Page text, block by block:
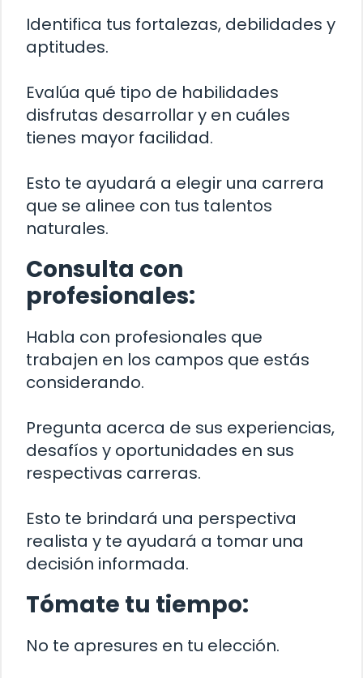
Identifica tus fortalezas, debilidades y
aptitudes.
Evalúa qué tipo de habilidades
disfrutas desarrollar y en cuáles
tienes mayor facilidad.
Esto te ayudará a elegir una carrera
que se alinee con tus talentos
naturales.
Consulta con
profesionales:
Habla con profesionales que
trabajen en los campos que estás
considerando.
Pregunta acerca de sus experiencias,
desafíos y oportunidades en sus
respectivas carreras.
Esto te brindará una perspectiva
realista y te ayudará a tomar una
decisión informada.
Tómate tu tiempo:
No te apresures en tu elección.